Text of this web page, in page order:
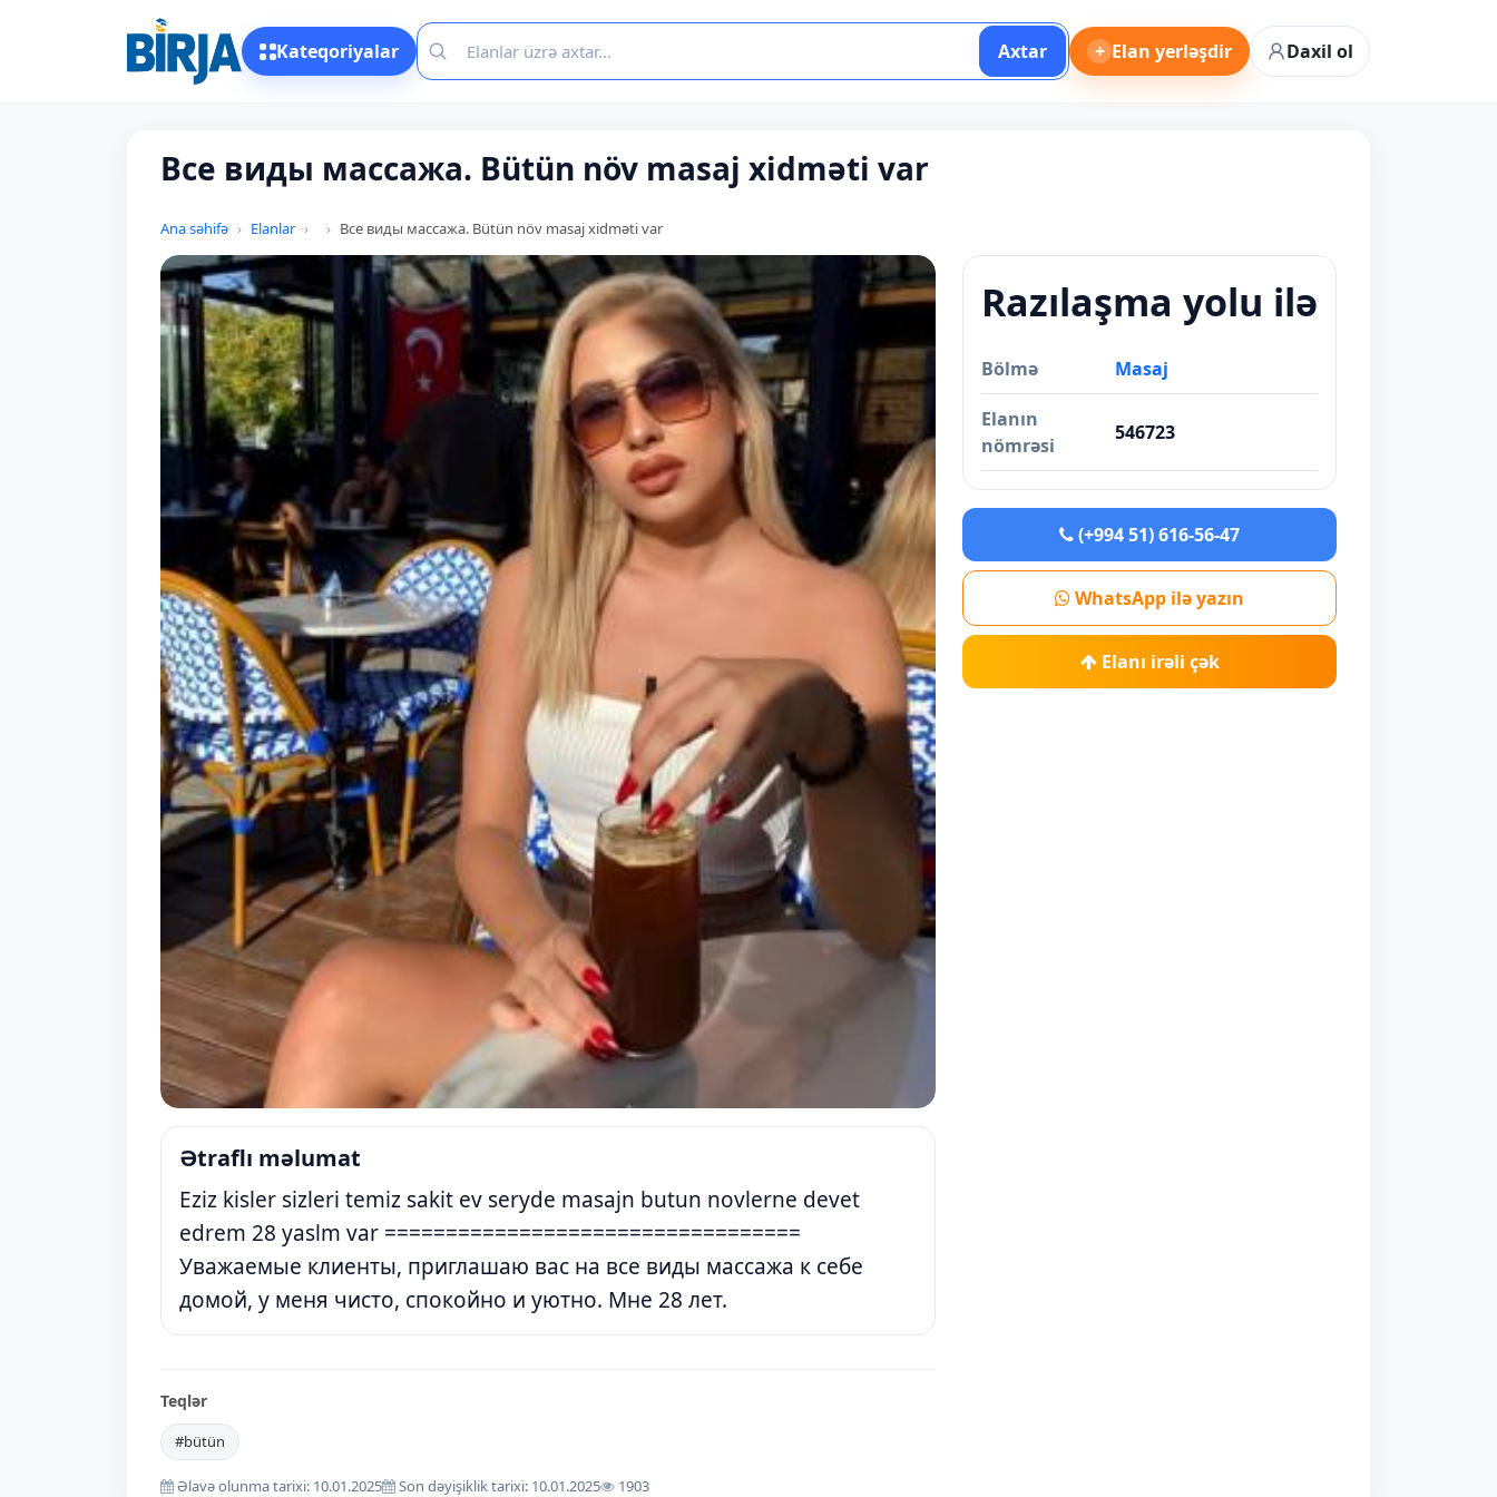
Kateqoriyalar Axtar + Elan yerləşdir Daxil ol
Все виды массажа. Bütün növ masaj xidməti var
Ana səhifə Elanlar Все виды массажа. Bütün növ masaj xidməti var
Ətraflı məlumat
Eziz kisler sizleri temiz sakit ev seryde masajn butun novlerne devet
edrem 28 yaslm var ==================================
Уважаемые клиенты, приглашаю вас на все виды массажа к себе
домой, у меня чисто, спокойно и уютно. Мне 28 лет.
Teqlər
#bütün
Əlavə olunma tarixi: 10.01.2025 Son dəyişiklik tarixi: 10.01.2025 1903
Razılaşma yolu ilə
Bölmə Masaj
Elanın
nömrəsi
546723
(+994 51) 616-56-47
WhatsApp ilə yazın
Elanı irəli çək